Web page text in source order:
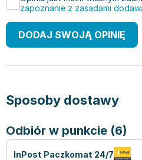
zapoznanie z zasadami
DODAJ SWOJĄ OPINIĘ
Sposoby dostawy
Odbiór w punkcie (6)
InPost Paczkomat 24/7